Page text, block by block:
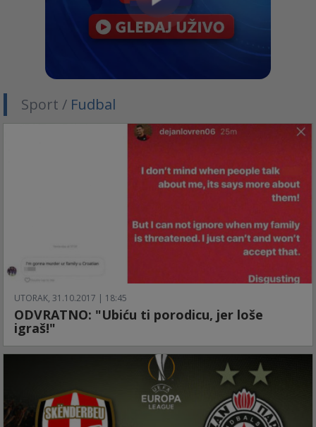
Sport / Fudbal
UTORAK, 31.10.2017 | 18:45
ODVRATNO: "Ubiću ti porodicu, jer loše
igraš!"